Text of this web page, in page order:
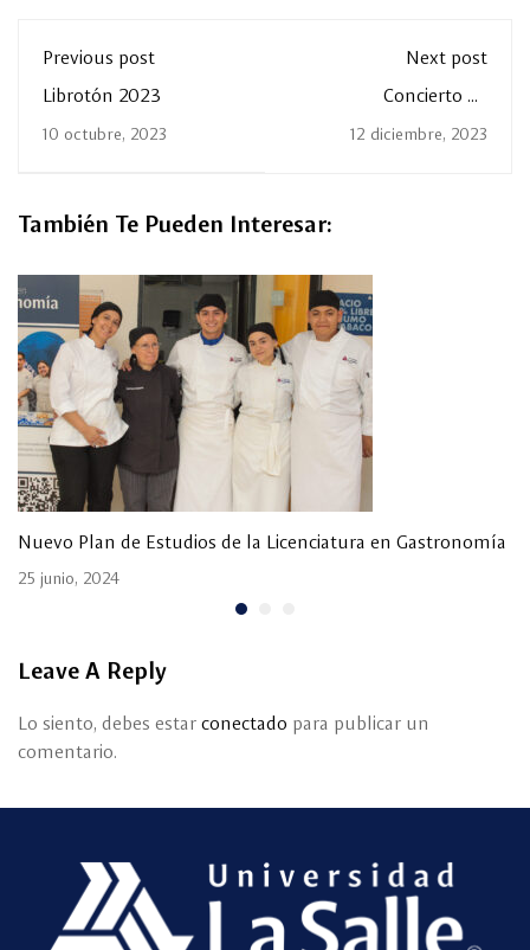
Previous post
Librotón 2023
10 octubre, 2023
Next post
Concierto de
12 diciembre, 2023
También Te Pueden Interesar:
Nuevo Plan de Estudios de la Licenciatura en Gastronomía
25 junio, 2024
Leave A Reply
Lo siento, debes estar conectado para publicar un
comentario.